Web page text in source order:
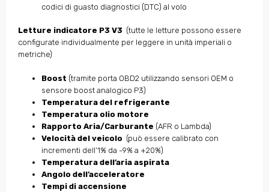
codici di guasto diagnostici (DTC) al volo
Letture indicatore P3 V3 (tutte le letture possono essere
configurate individualmente per leggere in unità imperiali o
metriche)
Boost (tramite porta OBD2 utilizzando sensori OEM o
sensore boost analogico P3)
Temperatura del refrigerante
Temperatura olio motore
Rapporto Aria/Carburante (AFR o Lambda)
Velocità del veicolo (può essere calibrato con
incrementi dell’1% da -9% a +20%)
Temperatura dell’aria aspirata
Angolo dell’acceleratore
Tempi di accensione